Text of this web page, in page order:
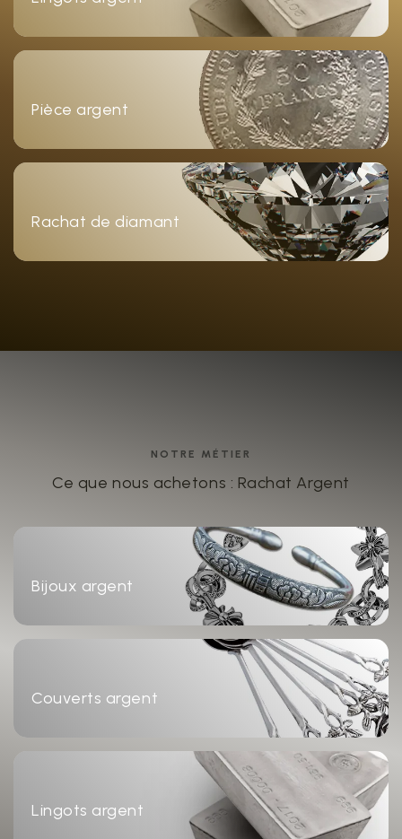
Pièce argent
Rachat de diamant
NOTRE MÉTIER
Ce que nous achetons : Rachat Argent
Bijoux argent
Couverts argent
Lingots argent